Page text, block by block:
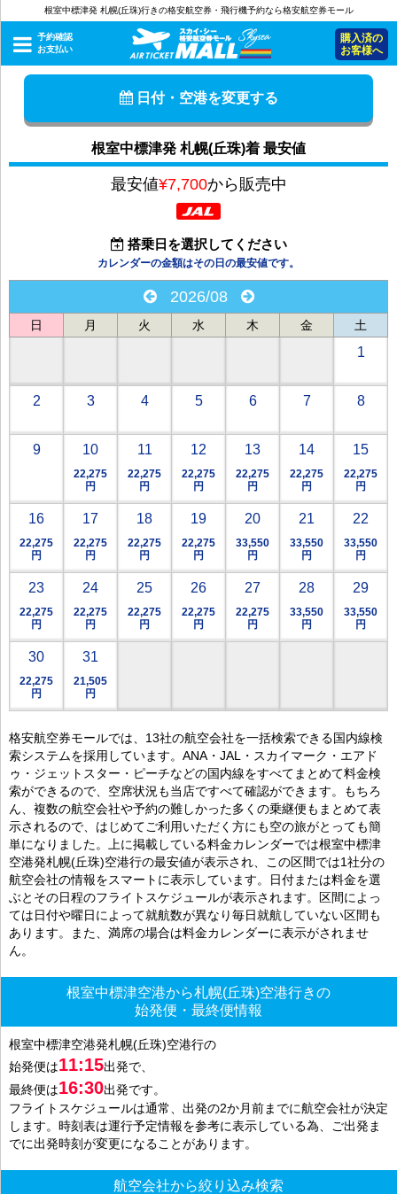
根室中標津発 札幌(丘珠)行きの格安航空券・飛行機予約なら格安航空券モール
予約確認
お支払い
購入済の
お客様へ
日付・空港を変更する
根室中標津発 札幌(丘珠)着 最安値
最安値¥7,700から販売中
搭乗日を選択してください
カレンダーの金額はその日の最安値です。
2026/08
日 月 火 水 木 金 土
1
2 3 4 5 6 7 8
9 10
22,275
円
11
22,275
円
12
22,275
円
13
22,275
円
14
22,275
円
15
22,275
円
16
22,275
円
17
22,275
円
18
22,275
円
19
22,275
円
20
33,550
円
21
33,550
円
22
33,550
円
23
22,275
円
24
22,275
円
25
22,275
円
26
22,275
円
27
22,275
円
28
33,550
円
29
33,550
円
30
22,275
円
31
21,505
円
格安航空券モールでは、13社の航空会社を一括検索できる国内線検
索システムを採用しています。ANA・JAL・スカイマーク・エアド
ゥ・ジェットスター・ピーチなどの国内線をすべてまとめて料金検
索ができるので、空席状況も当店ですべて確認ができます。もちろ
ん、複数の航空会社や予約の難しかった多くの乗継便もまとめて表
示されるので、はじめてご利用いただく方にも空の旅がとっても簡
単になりました。上に掲載している料金カレンダーでは根室中標津
空港発札幌(丘珠)空港行の最安値が表示され、この区間では1社分の
航空会社の情報をスマートに表示しています。日付または料金を選
ぶとその日程のフライトスケジュールが表示されます。区間によっ
ては日付や曜日によって就航数が異なり毎日就航していない区間も
あります。また、満席の場合は料金カレンダーに表示がされませ
ん。
根室中標津空港から札幌(丘珠)空港行きの
始発便・最終便情報
根室中標津空港発札幌(丘珠)空港行の
始発便は11:15出発で、
最終便は16:30出発です。
フライトスケジュールは通常、出発の2か月前までに航空会社が決定
します。時刻表は運行予定情報を参考に表示している為、ご出発ま
でに出発時刻が変更になることがあります。
航空会社から絞り込み検索